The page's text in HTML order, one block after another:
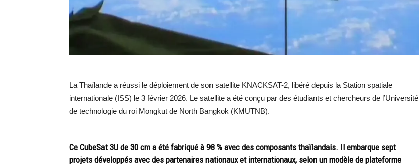
La Thaïlande a réussi le déploiement de son satellite KNACKSAT-2, libéré depuis la Station spatiale
internationale (ISS) le 3 février 2026. Le satellite a été conçu par des étudiants et chercheurs de l’Université
de technologie du roi Mongkut de North Bangkok (KMUTNB).
Ce CubeSat 3U de 30 cm a été fabriqué à 98 % avec des composants thaïlandais. Il embarque sept
projets développés avec des partenaires nationaux et internationaux, selon un modèle de plateforme